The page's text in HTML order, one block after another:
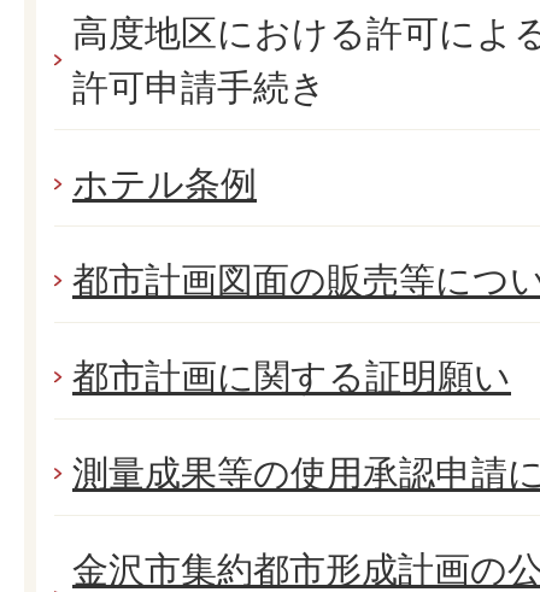
高度地区における許可によ
許可申請手続き
ホテル条例
都市計画図面の販売等につ
都市計画に関する証明願い
測量成果等の使用承認申請
金沢市集約都市形成計画の